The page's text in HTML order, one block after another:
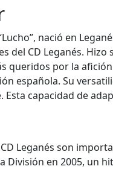
nació en
del CD Leganés.
queridos por la
española. Su
capacidad de
Leganés son
División en 2005, un